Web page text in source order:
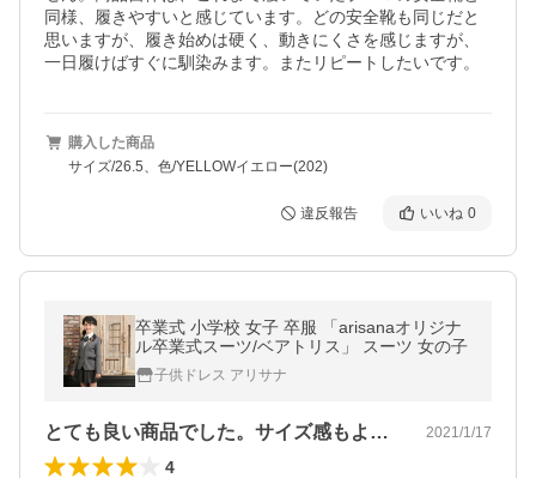
同様、履きやすいと感じています。どの安全靴も同じだと
思いますが、履き始めは硬く、動きにくさを感じますが、
一日履けばすぐに馴染みます。またリピートしたいです。
購入した商品
サイズ/26.5、色/YELLOWイエロー(202)
違反報告 いいね 0
卒業式 小学校 女子 卒服 「arisanaオリジナ
ル卒業式スーツ/ベアトリス」 スーツ 女の子
子供ドレス アリサナ
とても良い商品でした。サイズ感もよく、… 2021/1/17
4